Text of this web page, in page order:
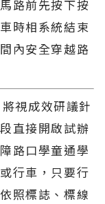
路前先按下按
時相系統結束
內安全穿越路
視成效研議針
直接開啟試辦
路口學童通學
行車，只要行
照標誌、標線